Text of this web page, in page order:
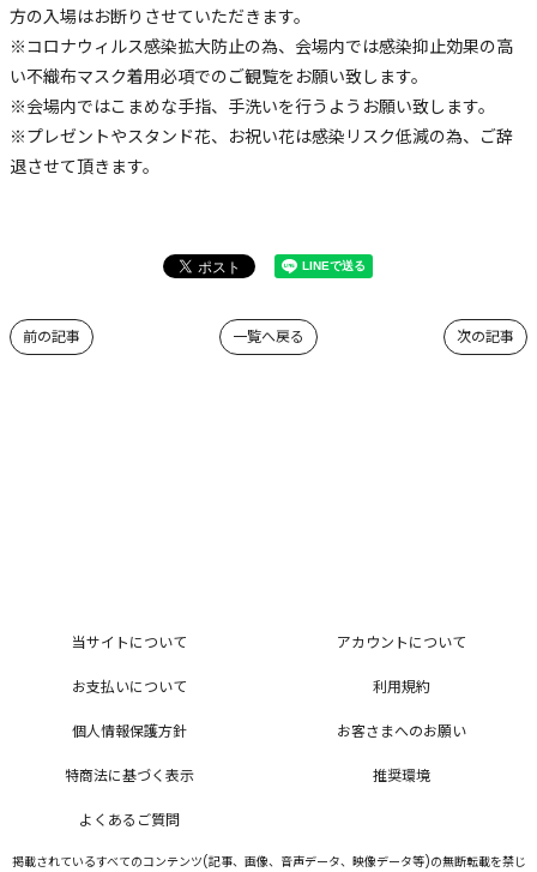
方の入場はお断りさせていただきます。
※コロナウィルス感染拡大防止の為、会場内では感染抑止効果の高
い不織布マスク着用必項でのご観覧をお願い致します。
※会場内ではこまめな手指、手洗いを行うようお願い致します。
※プレゼントやスタンド花、お祝い花は感染リスク低減の為、ご辞
退させて頂きます。
次の記事
一覧へ戻る
前の記事
当サイトについて アカウントについて
お支払いについて 利用規約
個人情報保護方針 お客さまへのお願い
特商法に基づく表示 推奨環境
よくあるご質問
掲載されているすべてのコンテンツ(記事、画像、音声データ、映像データ等)の無断転載を禁じ